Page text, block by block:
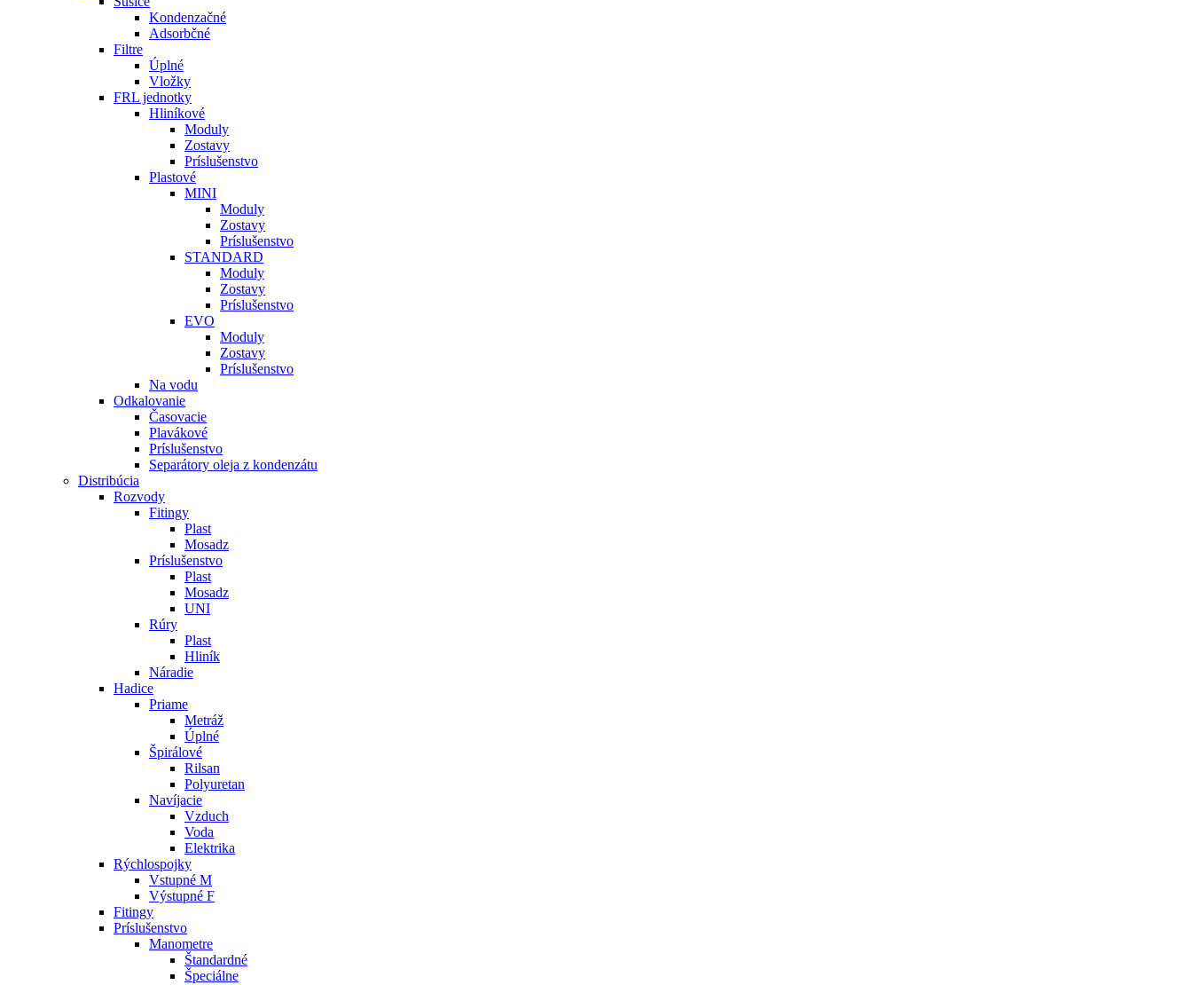
Kondenzačné
Adsorbčné
Filtre
Úplné
Vložky
FRL jednotky
Hliníkové
Moduly
Zostavy
Príslušenstvo
Plastové
MINI
Moduly
Zostavy
Príslušenstvo
STANDARD
Moduly
Zostavy
Príslušenstvo
EVO
Moduly
Zostavy
Príslušenstvo
Na vodu
Odkalovanie
Časovacie
Plavákové
Príslušenstvo
Separátory oleja z kondenzátu
Distribúcia
Rozvody
Fitingy
Plast
Mosadz
Príslušenstvo
Plast
Mosadz
UNI
Rúry
Plast
Hliník
Náradie
Hadice
Priame
Metráž
Úplné
Špirálové
Rilsan
Polyuretan
Navíjacie
Vzduch
Voda
Elektrika
Rýchlospojky
Vstupné M
Výstupné F
Fitingy
Príslušenstvo
Manometre
Štandardné
Špeciálne